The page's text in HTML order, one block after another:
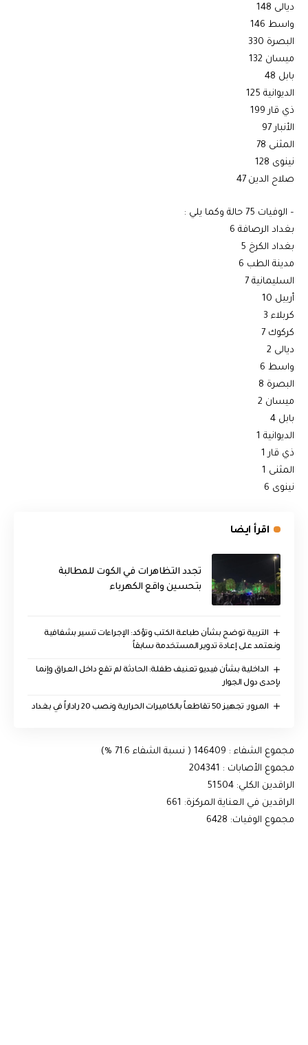
ديالى 148
واسط 146
البصرة 330
ميسان 132
بابل 48
الديوانية 125
ذي قار 199
الأنبار 97
المثنى 78
نينوى 128
صلاح الدين 47
– الوفيات 75 حالة وكما يلي :
بغداد الرصافة 6
بغداد الكرخ 5
مدينة الطب 6
السليمانية 7
أربيل 10
كربلاء 3
كركوك 7
ديالى 2
واسط 6
البصرة 8
ميسان 2
بابل 4
الديوانية 1
ذي قار 1
المثنى 1
نينوى 6
اقرأ ايضا
تجدد التظاهرات في الكوت للمطالبة
بتحسين واقع الكهرباء
التربية توضح بشأن طباعة الكتب وتؤكد: الإجراءات تسير بشفافية
ونعتمد على إعادة تدوير المستخدمة سابقاً
الداخلية بشأن فيديو تعنيف طفلة: الحادثة لم تقع داخل العراق وإنما
بإحدى دول الجوار
المرور: تجهيز 50 تقاطعاً بالكاميرات الحرارية ونصب 20 راداراً في بغداد
مجموع الشفاء : 146409 ( نسبة الشفاء 71.6 %)
مجموع الأصابات : 204341
الراقدين الكلي: 51504
الراقدين في العناية المركزة: 661
مجموع الوفيات: 6428